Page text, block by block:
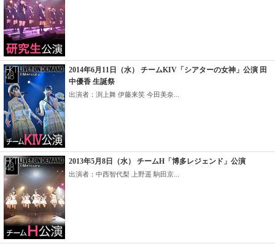
2014年6月11日（水） チームKIV「シアターの女神」公演 田
中優香 生誕祭
出演者：渕上舞 伊藤来笑 今田美奈...
2013年5月8日（水） チームH「博多レジェンド」公演
出演者：中西智代梨 上野遥 駒田京...